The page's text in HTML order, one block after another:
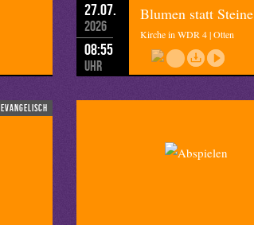
27.07.
2026
08:55
Uhr
Blumen statt Steine
Kirche in WDR 4 | Otten
evangelisch